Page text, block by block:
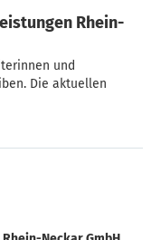
Rhein-
und
Die aktuellen